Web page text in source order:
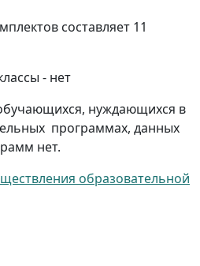
составляет 11
- нет
нуждающихся в
программах, данных
нет.
образовательной